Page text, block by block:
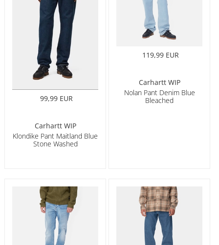
99,99 EUR
Carhartt WIP
Klondike Pant Maitland Blue
Stone Washed
119,99 EUR
Carhartt WIP
Nolan Pant Denim Blue
Bleached